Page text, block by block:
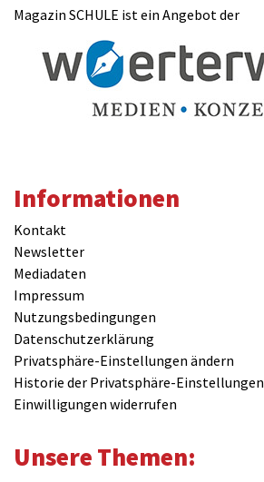
Magazin SCHULE ist ein Angebot der
Informationen
Kontakt
Newsletter
Mediadaten
Impressum
Nutzungsbedingungen
Datenschutzerklärung
Privatsphäre-Einstellungen ändern
Historie der Privatsphäre-Einstellungen
Einwilligungen widerrufen
Unsere Themen: